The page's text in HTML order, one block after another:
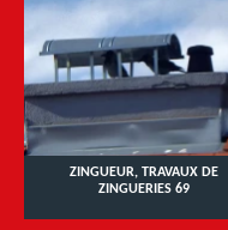
ZINGUEUR, TRAVAUX DE
ZINGUERIES 69